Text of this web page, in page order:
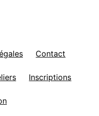
Contact
Inscriptions